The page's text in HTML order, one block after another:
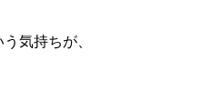
気持ちが、